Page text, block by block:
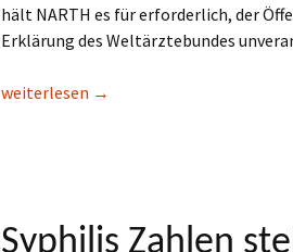
hält NARTH es für erforderlich, der
Erklärung des Weltärztebundes
NARTH-Stellungnahme zur Erklärung
weiterlesen →
Syphilis Zahlen